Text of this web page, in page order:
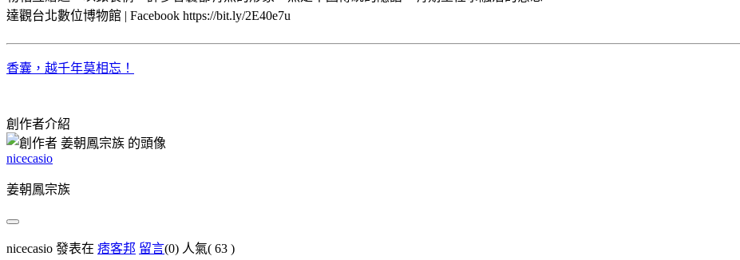
達觀台北數位博物館 | Facebook https://bit.ly/2E40e7u
香囊，越千年莫相忘！
創作者介紹
nicecasio
姜朝鳳宗族
nicecasio 發表在 痞客邦 留言(0) 人氣( 63 )